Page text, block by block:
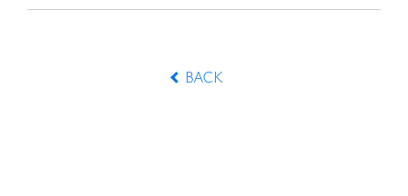
BACK